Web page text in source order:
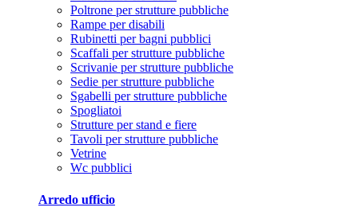
Poltrone per strutture pubbliche
Rampe per disabili
Rubinetti per bagni pubblici
Scaffali per strutture pubbliche
Scrivanie per strutture pubbliche
Sedie per strutture pubbliche
Sgabelli per strutture pubbliche
Spogliatoi
Strutture per stand e fiere
Tavoli per strutture pubbliche
Vetrine
Wc pubblici
Arredo ufficio